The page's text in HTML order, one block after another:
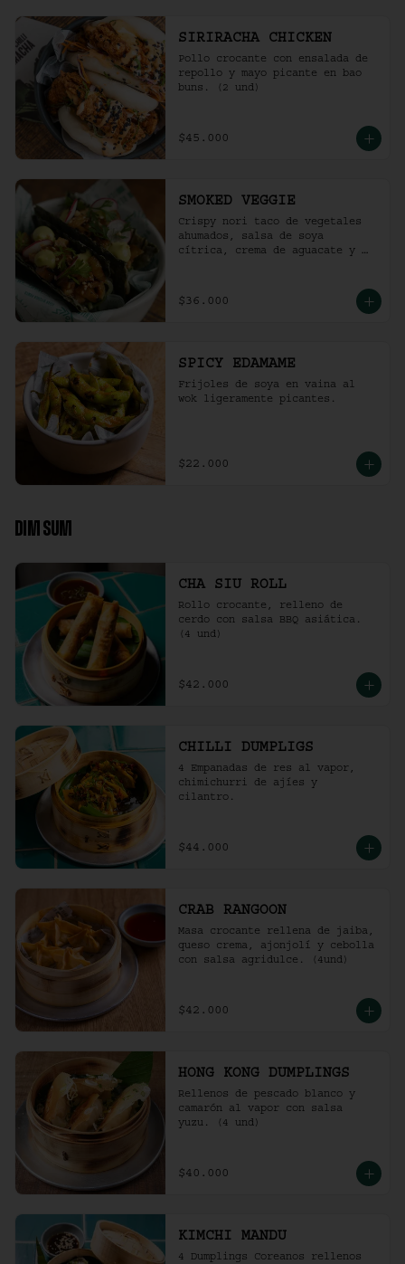
SIRIRACHA CHICKEN
Pollo crocante con ensalada de
repollo y mayo picante en bao
buns. (2 und)
$45.000
SMOKED VEGGIE
Crispy nori taco de vegetales
ahumados, salsa de soya
cítrica, crema de aguacate y
$36.000
SPICY EDAMAME
Frijoles de soya en vaina al
wok ligeramente picantes.
$22.000
DIM SUM
CHA SIU ROLL
Rollo crocante, relleno de
cerdo con salsa BBQ asiática.
(4 und)
$42.000
CHILLI DUMPLIGS
4 Empanadas de res al vapor,
chimichurri de ajíes y
cilantro.
$44.000
CRAB RANGOON
Masa crocante rellena de jaiba,
queso crema, ajonjolí y cebolla
con salsa agridulce. (4und)
$42.000
HONG KONG DUMPLINGS
Rellenos de pescado blanco y
camarón al vapor con salsa
yuzu. (4 und)
$40.000
KIMCHI MANDU
4 Dumplings Coreanos rellenos